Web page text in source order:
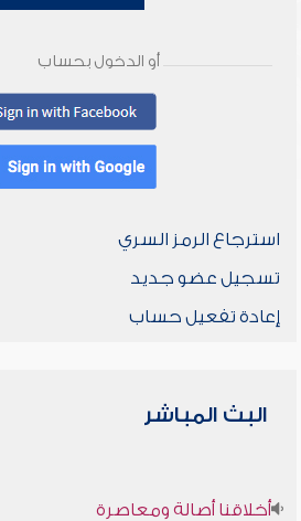
أو الدخول بحساب
استرجاع الرمز السري
تسجيل عضو جديد
إعادة تفعيل حساب
البث المباشر
أخلاقنا أصالة ومعاصرة